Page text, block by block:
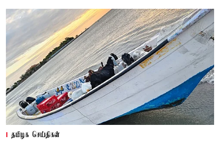
தமிழக செய்திகள்